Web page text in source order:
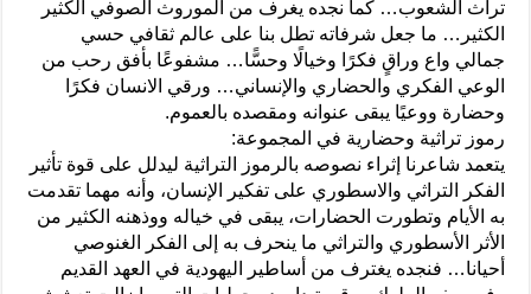
تراث الشعوب… كما نجده يغرف من الموروث الصوفي الكثير
الكثير… ما جعل شرفاته تطل بنا على عالم ثقافي حسي
جمالي واع وراقٍ فكرًا وخيالًا وحسًّا… مشفوعًا بأفق رحب من
الوعي الفكري والحضاري والإنساني… ورقي الانسان فكرًا
وحضارة ووعيًا يبقى عنوانه ومقصده بالعموم.
رموز تراثية وحضارية في المجموعة:
يتعمد شاعرنا إثراء نصوصه بالرموز التراثية ليدلل على قوة تأثير
الفكر التراثي والاسطوري على تفكير الإنسان، وأنه مهما تقدمت
به الأيام وتطورت الحضارات، يبقى في خياله ووذهنه الكثير من
الأثر الأسطوري والتراثي ما ينحرف به إلى الفكر الغنوصي
أحيانا… فنجده يغترف من أساطير اليهودية في العهد القديم